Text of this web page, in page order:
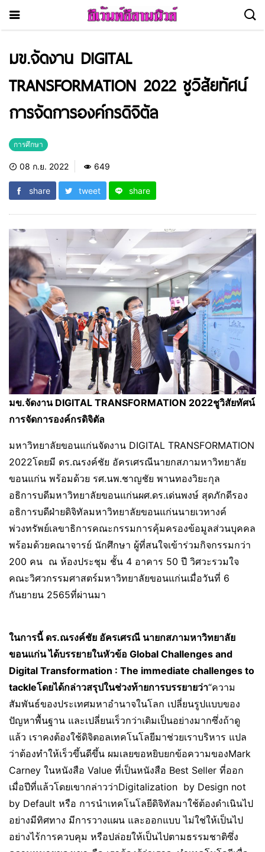
มข.จัดงาน DIGITAL
TRANSFORMATION 2022 ชูวิสัยทัศน์
การจัดการองค์กรดิจิตัล
การศึกษา
08 ก.ย. 2022 649
share tweet share
มข.จัดงาน DIGITAL TRANSFORMATION 2022ชูวิสัยทัศน์
การจัดการองค์กรดิจิตัล
มหาวิทยาลัยขอนแก่นจัดงาน DIGITAL TRANSFORMATION
2022โดยมี ดร.ณรงค์ชัย อัครเศรณีนายกสภามหาวิทยาลัย
ขอนแก่น พร้อมด้วย รศ.นพ.ชาญชัย พานทองวิยะกุล
อธิการบดีมหาวิทยาลัยขอนแก่นผศ.ดร.เด่นพงษ์ สุดภักดีรอง
อธิการบดีฝ่ายดิจิทัลมหาวิทยาลัยขอนแก่นนายเวทางค์
พ่วงทรัพย์เลขาธิการคณะกรรมการคุ้มครองข้อมูลส่วนบุคคล
พร้อมด้วยคณาจารย์ นักศึกษา ผู้ที่สนใจเข้าร่วมกิจกรรมกว่า
200 คน ณ ห้องประชุม ชั้น 4 อาคาร 50 ปี วิศวะรวมใจ
คณะวิศวกรรมศาสตร์มหาวิทยาลัยขอนแก่นเมื่อวันที่ 6
กันยายน 2565ที่ผ่านมา
ในการนี้ ดร.ณรงค์ชัย อัครเศรณี นายกสภามหาวิทยาลัย
ขอนแก่น ได้บรรยายในหัวข้อ Global Challenges and
Digital Transformation : The immediate challenges to
tackleโดยได้กล่าวสรุปในช่วงท้ายการบรรยายว่า“ความ
สัมพันธ์ของประเทศมหาอำนาจในโลก เปลี่ยนรูปแบบของ
ปัญหาพื้นฐาน และเปลี่ยนเร็วกว่าเดิมเป็นอย่างมากซึ่งถ้าดู
แล้ว เราคงต้องใช้ดิจิตอลเทคโนโลยีมาช่วยเราบริหาร แปล
ว่าต้องทำให้เร็วขึ้นดีขึ้น ผมเลยขอหยิบยกข้อความของMark
Carney ในหนังสือ Value ที่เป็นหนังสือ Best Seller ที่ออก
เมื่อปีที่แล้วโดยเขากล่าวว่าDigitalization by Design not
by Default หรือ การนำเทคโนโลยีดิจิทัลมาใช้ต้องดำเนินไป
อย่างมีทิศทาง มีการวางแผน และออกแบบ ไม่ใช่ให้เป็นไป
อย่างไร้การควบคุม หรือปล่อยให้เป็นไปตามธรรมชาติซึ่ง